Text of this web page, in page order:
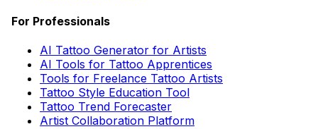
For Professionals
AI Tattoo Generator for Artists
AI Tools for Tattoo Apprentices
Tools for Freelance Tattoo Artists
Tattoo Style Education Tool
Tattoo Trend Forecaster
Artist Collaboration Platform